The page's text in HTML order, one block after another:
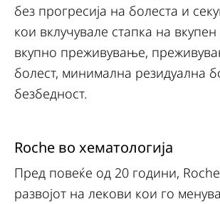
без прогресија на болеста и
кои вклучувале стапка на
вкупно преживување,
болест, минимална резидуална
безбедност.
Roche во хематологија
Пред повеќе од 20 години,
развојот на лекови кои го